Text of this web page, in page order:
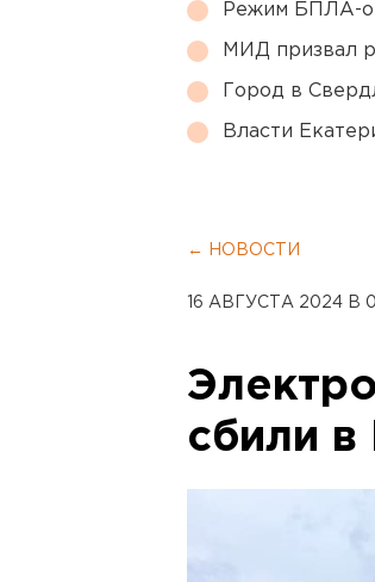
Режим БПЛА-
МИД призвал
Город в
Власти
← НОВОСТИ
16 АВГУСТА 2024 В
сбили в